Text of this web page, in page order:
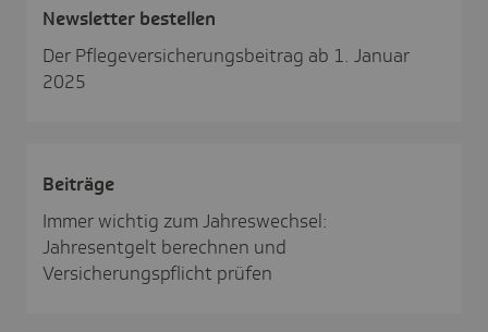
News­letter bestellen
Der Pflegeversicherungsbeitrag ab 1. Januar
2025
Beiträge
Immer wichtig zum Jahreswechsel:
Jahresentgelt berechnen und
Versicherungspflicht prüfen